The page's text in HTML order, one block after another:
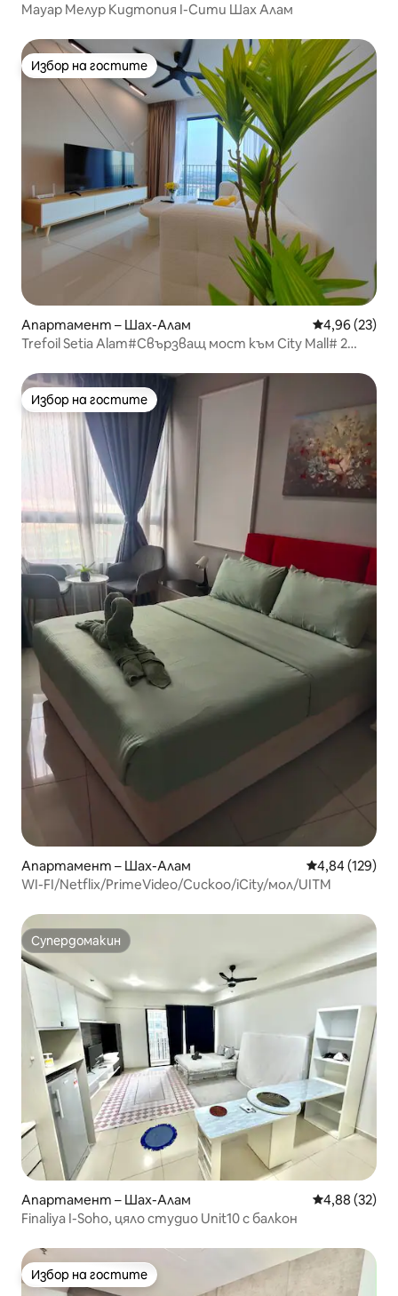
Мауар Мелур Кидтопия I-Сити Шах Алам
Избор на гостите
Избор на гостите
Апартамент – Шах-Алам Средна
4,96 (23)
Trefoil Setia Alam#Свързващ мост към City Mall# 2
Избор на гостите
Избор на гостите
Апартамент – Шах-Алам Средна
4,84 (129)
WI-FI/Netflix/PrimeVideo/Cuckoo/iCity/мол/UITM
Супердомакин
Супердомакин
Апартамент – Шах-Алам Средна
4,88 (32)
Finaliya I-Soho, цяло студио Unit10 с балкон
Избор на гостите
Избор на гостите